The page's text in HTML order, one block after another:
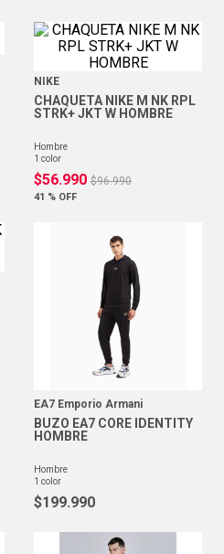
NIKE
CHAQUETA NIKE M NK RPL
STRK+ JKT W HOMBRE
hombre
1 color
$56.990 $96.990
41 % OFF
EA7 Emporio Armani
BUZO EA7 CORE IDENTITY
HOMBRE
hombre
1 color
$199.990